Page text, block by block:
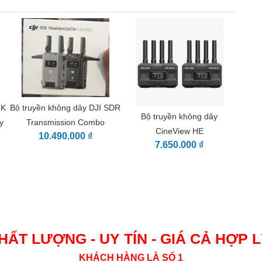
và bộ thuđể hiển thị định dạng tín hiệu, số kênh không
sẵn riêng biệt để phát đa hướng một bộ phát lên tối
đa hướng đáng tin cậy. Máy phát và máy thu được
AES128, để bảo vệ chất lượng và bảo mật tín hiệu các
Bộ truyền không dây DJI SDR
Transmission Combo
10.490.000 ₫
Bộ truyền không dây
CineView HE
7.650.000 ₫
LƯỢNG - UY TÍN - GIÁ CẢ HỢP
KHÁCH HÀNG LÀ SỐ 1